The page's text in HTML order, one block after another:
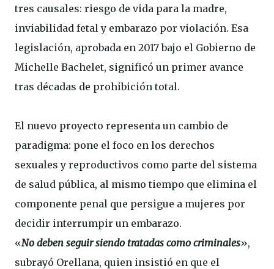
tres causales: riesgo de vida para la madre,
inviabilidad fetal y embarazo por violación. Esa
legislación, aprobada en 2017 bajo el Gobierno de
Michelle Bachelet, significó un primer avance
tras décadas de prohibición total.
El nuevo proyecto representa un cambio de
paradigma: pone el foco en los derechos
sexuales y reproductivos como parte del sistema
de salud pública, al mismo tiempo que elimina el
componente penal que persigue a mujeres por
decidir interrumpir un embarazo.
«No deben seguir siendo tratadas como criminales»,
subrayó Orellana, quien insistió en que el